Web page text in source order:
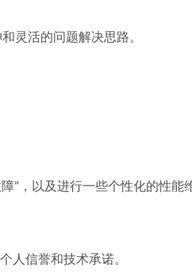
灵活的问题解决思路。
”，以及进行一些个性化的性能
人信誉和技术承诺。